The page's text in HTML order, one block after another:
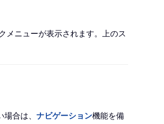
メニューが表示されます。上のス
合は、 ナビゲーション機能を備